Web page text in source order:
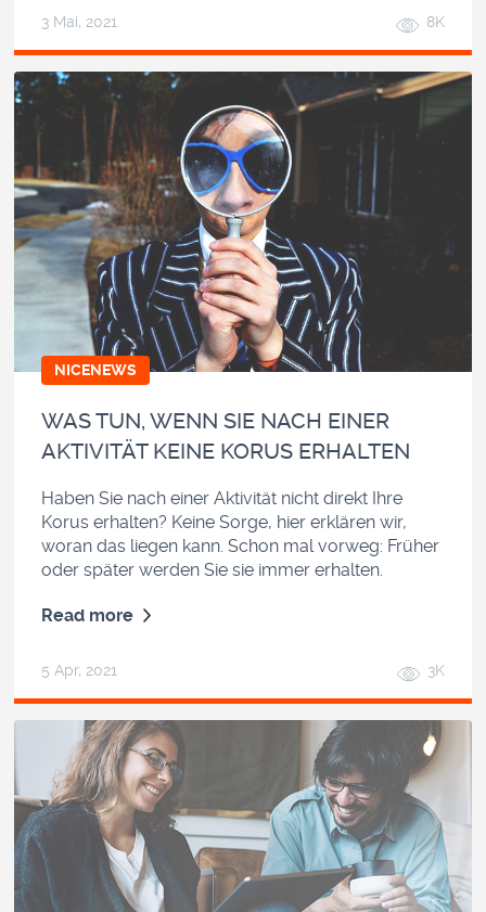
3 Mai, 2021 8K
NICENEWS
WAS TUN, WENN SIE NACH EINER
AKTIVITÄT KEINE KORUS ERHALTEN
Haben Sie nach einer Aktivität nicht direkt Ihre
Korus erhalten? Keine Sorge, hier erklären wir,
woran das liegen kann. Schon mal vorweg: Früher
oder später werden Sie sie immer erhalten.
Read more
5 Apr, 2021 3K